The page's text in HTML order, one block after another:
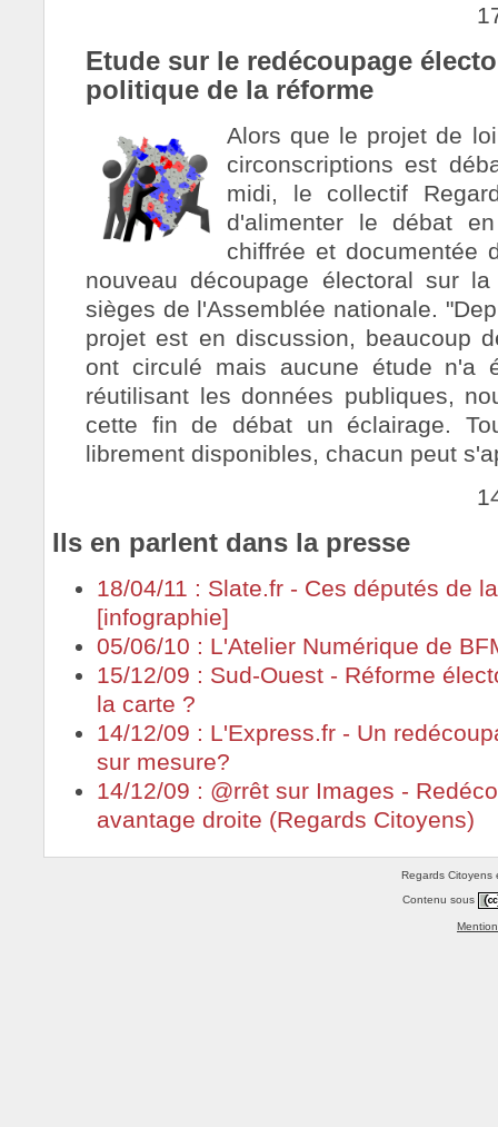
Etude sur le redécoupage
politique de la réforme
Alors que le projet de
circonscriptions est
midi, le collectif
d'alimenter le débat
chiffrée et documentée
nouveau découpage électoral sur
sièges de l'Assemblée nationale.
projet est en discussion, beaucoup
ont circulé mais aucune étude n'a
réutilisant les données publiques,
cette fin de débat un éclairage.
librement disponibles, chacun peut
Ils en parlent dans la presse
18/04/11 : Slate.fr - Ces députés de
[infographie]
05/06/10 : L'Atelier Numérique de
15/12/09 : Sud-Ouest - Réforme
la carte ?
14/12/09 : L'Express.fr - Un
sur mesure?
14/12/09 : @rrêt sur Images -
avantage droite (Regards Citoyens)
Regards
Contenu sous